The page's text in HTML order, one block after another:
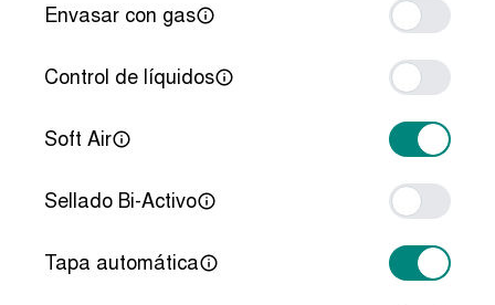
Envasar con gas
Control de líquidos
Soft Air
Sellado Bi-Activo
Tapa automática